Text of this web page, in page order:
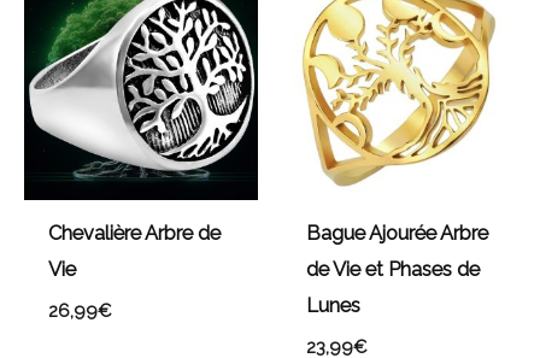
Chevalière Arbre de
Vie
26,99€
Bague Ajourée Arbre
de Vie et Phases de
Lunes
23,99€